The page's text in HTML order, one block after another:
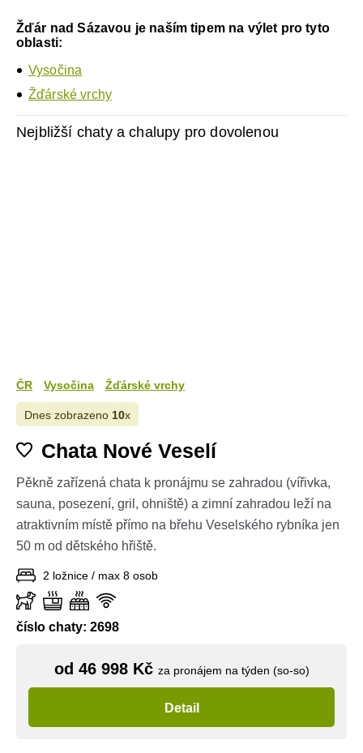
Žďár nad Sázavou je naším tipem na výlet pro tyto
oblasti:
Vysočina
Žďárské vrchy
Nejbližší chaty a chalupy pro dovolenou
ČR Vysočina Žďárské vrchy
Dnes zobrazeno 10x
Chata Nové Veselí
Pěkně zařízená chata k pronájmu se zahradou (vířivka,
sauna, posezení, gril, ohniště) a zimní zahradou leží na
atraktivním místě přímo na břehu Veselského rybníka jen
50 m od dětského hřiště.
2 ložnice / max 8 osob
číslo chaty: 2698
od 46 998 Kč za pronájem na týden (so-so)
Detail